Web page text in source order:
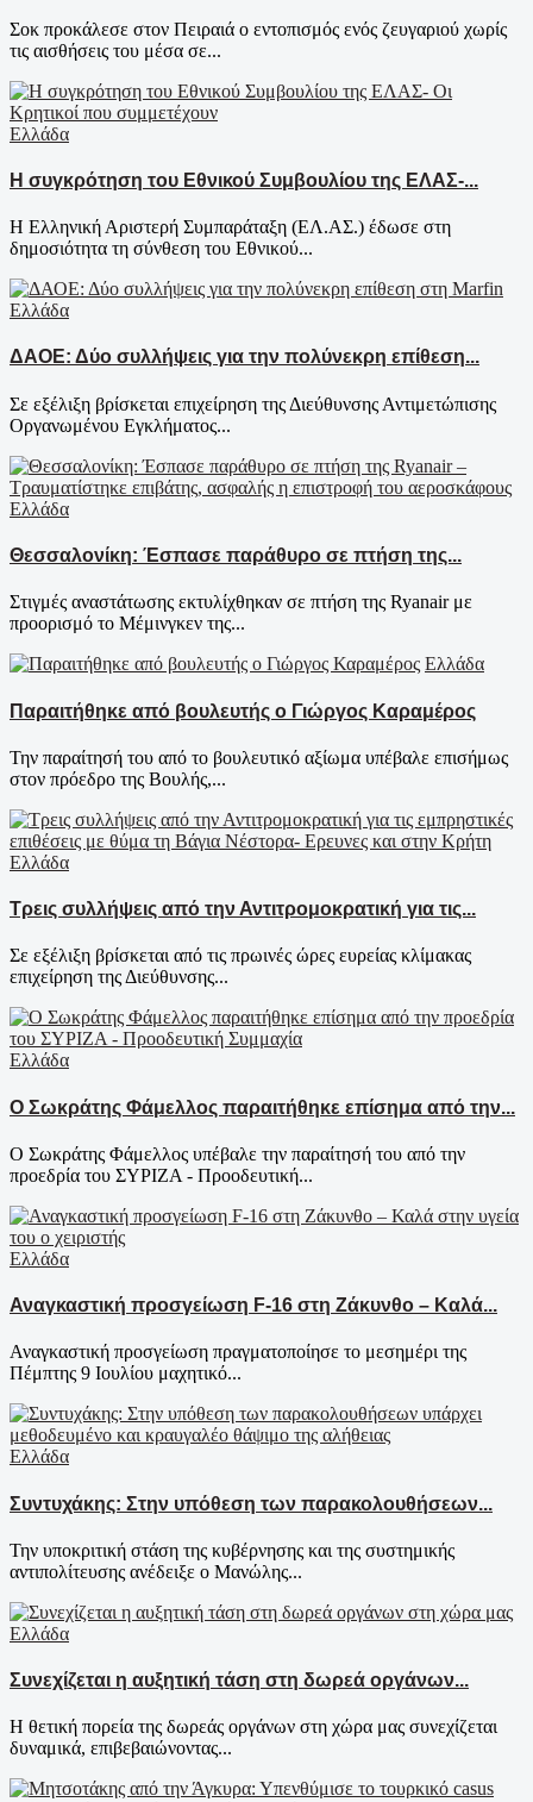
Σοκ προκάλεσε στον Πειραιά ο εντοπισμός ενός ζευγαριού χωρίς
τις αισθήσεις του μέσα σε...
Ελλάδα
Η συγκρότηση του Εθνικού Συμβουλίου της ΕΛΑΣ-...
Η Ελληνική Αριστερή Συμπαράταξη (ΕΛ.ΑΣ.) έδωσε στη
δημοσιότητα τη σύνθεση του Εθνικού...
Ελλάδα
ΔΑΟΕ: Δύο συλλήψεις για την πολύνεκρη επίθεση...
Σε εξέλιξη βρίσκεται επιχείρηση της Διεύθυνσης Αντιμετώπισης
Οργανωμένου Εγκλήματος...
Ελλάδα
Θεσσαλονίκη: Έσπασε παράθυρο σε πτήση της...
Στιγμές αναστάτωσης εκτυλίχθηκαν σε πτήση της Ryanair με
προορισμό το Μέμινγκεν της...
Ελλάδα
Παραιτήθηκε από βουλευτής ο Γιώργος Καραμέρος
Την παραίτησή του από το βουλευτικό αξίωμα υπέβαλε επισήμως
στον πρόεδρο της Βουλής,...
Ελλάδα
Τρεις συλλήψεις από την Αντιτρομοκρατική για τις...
Σε εξέλιξη βρίσκεται από τις πρωινές ώρες ευρείας κλίμακας
επιχείρηση της Διεύθυνσης...
Ελλάδα
Ο Σωκράτης Φάμελλος παραιτήθηκε επίσημα από την...
Ο Σωκράτης Φάμελλος υπέβαλε την παραίτησή του από την
προεδρία του ΣΥΡΙΖΑ - Προοδευτική...
Ελλάδα
Αναγκαστική προσγείωση F-16 στη Ζάκυνθο – Καλά...
Αναγκαστική προσγείωση πραγματοποίησε το μεσημέρι της
Πέμπτης 9 Ιουλίου μαχητικό...
Ελλάδα
Συντυχάκης: Στην υπόθεση των παρακολουθήσεων...
Την υποκριτική στάση της κυβέρνησης και της συστημικής
αντιπολίτευσης ανέδειξε ο Μανώλης...
Ελλάδα
Συνεχίζεται η αυξητική τάση στη δωρεά οργάνων...
Η θετική πορεία της δωρεάς οργάνων στη χώρα μας συνεχίζεται
δυναμικά, επιβεβαιώνοντας...